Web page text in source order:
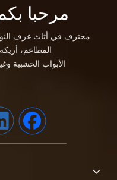
مرحبا
محترف في أثاث غرف
المطاعم،
الأبواب الخشبية